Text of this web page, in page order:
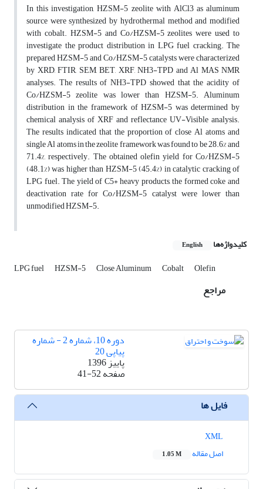
In this investigation, HZSM-5 zeolite with AlCl3 as aluminum
source were synthesized by hydrothermal method and modified
with cobalt. HZSM-5 and Co/HZSM-5 zeolites were used to
investigate the product distribution in LPG fuel cracking. The
prepared HZSM-5 and Co/HZSM-5 catalysts were characterized
by XRD, FTIR, SEM, BET, XRF, NH3-TPD and Al MAS NMR
analyses. The results of NH3-TPD showed that the acidity of
Co/HZSM-5 zeolite was lower than HZSM-5. Aluminum
distribution in the framework of HZSM-5 was determined by
chemical analysis of XRF and reflectance UV-Visible analysis.
The results indicated that the proportion of close Al atoms and
single Al atoms in the zeolite framework was found to be 28.6% and
71.4%, respectively. The obtained olefin yield for Co/HZSM-5
(48.1%) was higher than HZSM-5 (45.4%) in catalytic cracking of
LPG fuel. The yield of C5+ heavy products, the formed coke and
deactivation rate for Co/HZSM-5 catalyst were lower than
unmodified HZSM-5.
کلیدواژه‌ها English
LPG fuel HZSM-5 Close Aluminum Cobalt Olefin
مراجع
دوره 10، شماره 2 - شماره
پیاپی 20
پاییز 1396
صفحه41-52
فایل ها
اصل مقاله
1.05 M